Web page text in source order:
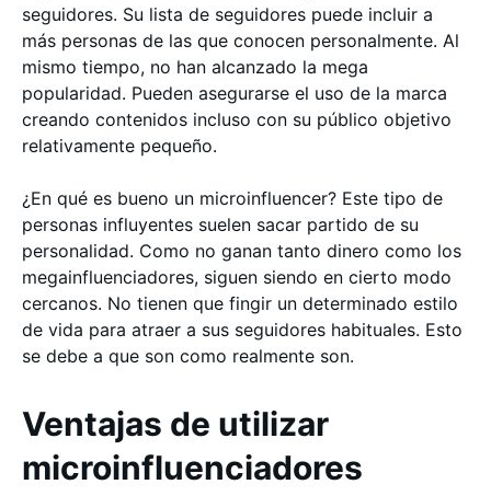
seguidores. Su lista de seguidores puede incluir a
más personas de las que conocen personalmente. Al
mismo tiempo, no han alcanzado la mega
popularidad. Pueden asegurarse el uso de la marca
creando contenidos incluso con su público objetivo
relativamente pequeño.
¿En qué es bueno un microinfluencer? Este tipo de
personas influyentes suelen sacar partido de su
personalidad. Como no ganan tanto dinero como los
megainfluenciadores, siguen siendo en cierto modo
cercanos. No tienen que fingir un determinado estilo
de vida para atraer a sus seguidores habituales. Esto
se debe a que son como realmente son.
Ventajas de utilizar
microinfluenciadores